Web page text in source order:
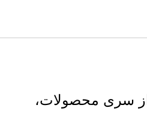
از سری محصولات،